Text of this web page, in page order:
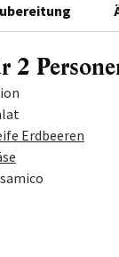
2
Erdbeeren